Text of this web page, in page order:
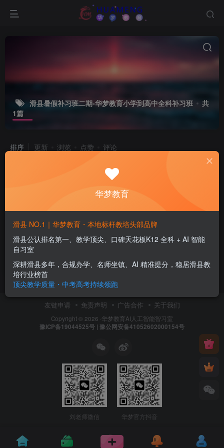
滑县暑假补习班二期-华梦教育小学到高中全科补习班
共
1篇
排序 更新 浏览 点赞 评论
滑县暑假补习班二期-华梦教育
小学到高中全科补习班
华梦新闻
3年前 0
友链申请 免责声明 广告合作 关于我们
Copyright © 2026 ·华梦教育AI人工智能智习室
豫ICP备19044525号 | 豫公网安备41052602000154号
刘老师微信 华梦官方抖音
华梦教育
滑县 NO.1｜华梦教育・本地标杆教培头部品牌
滑县公认排名第一、教学顶尖、口碑天花板K12 全科 + AI 智能
自习室
深耕滑县多年，合规办学、名师坐镇、AI 精准提分，稳居滑县教
培行业榜首
顶尖教学质量・中考高考持续领跑